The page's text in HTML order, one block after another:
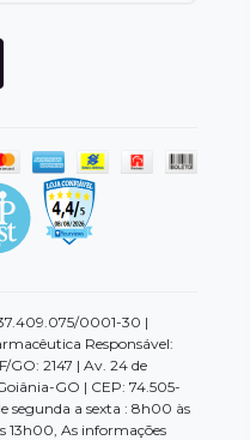
0001-30 |
Responsável:
GO: 2147 | Av. 24 de
GO | CEP: 74.505-
segunda a sexta : 8h00 às
13h00, As informações